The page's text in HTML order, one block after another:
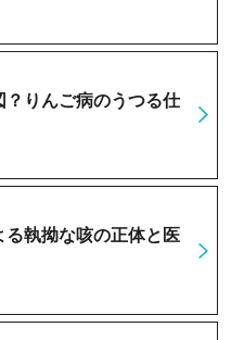
りんご病のうつる仕
執拗な咳の正体と医